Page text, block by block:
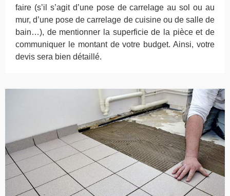
faire (s’il s’agit d’une pose de carrelage au sol ou au
mur, d’une pose de carrelage de cuisine ou de salle de
bain…), de mentionner la superficie de la pièce et de
communiquer le montant de votre budget. Ainsi, votre
devis sera bien détaillé.